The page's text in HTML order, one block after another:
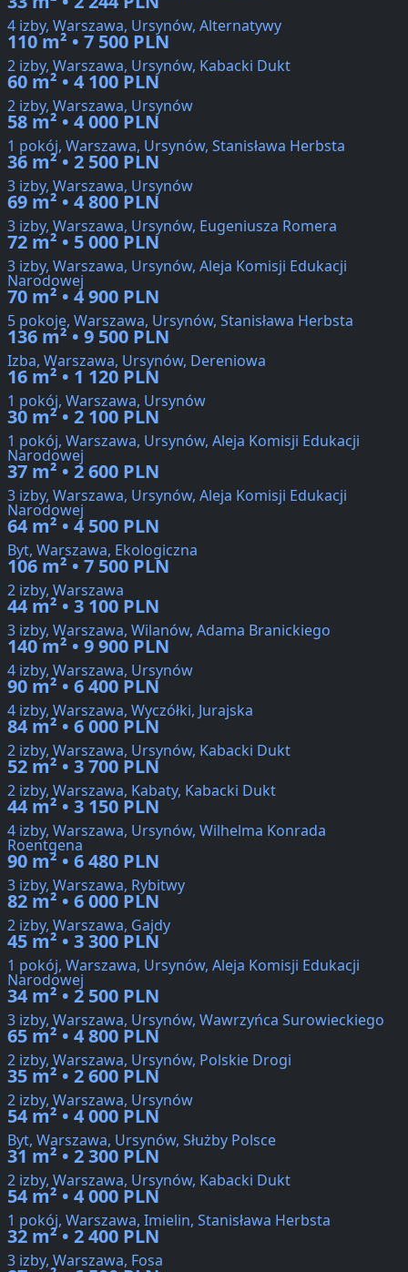
4 izby, Warszawa, Ursynów, Alternatywy
110 m² • 7 500 PLN
2 izby, Warszawa, Ursynów, Kabacki Dukt
60 m² • 4 100 PLN
2 izby, Warszawa, Ursynów
58 m² • 4 000 PLN
1 pokój, Warszawa, Ursynów, Stanisława Herbsta
36 m² • 2 500 PLN
3 izby, Warszawa, Ursynów
69 m² • 4 800 PLN
3 izby, Warszawa, Ursynów, Eugeniusza Romera
72 m² • 5 000 PLN
3 izby, Warszawa, Ursynów, Aleja Komisji Edukacji
Narodowej
70 m² • 4 900 PLN
5 pokoje, Warszawa, Ursynów, Stanisława Herbsta
136 m² • 9 500 PLN
Izba, Warszawa, Ursynów, Dereniowa
16 m² • 1 120 PLN
1 pokój, Warszawa, Ursynów
30 m² • 2 100 PLN
1 pokój, Warszawa, Ursynów, Aleja Komisji Edukacji
Narodowej
37 m² • 2 600 PLN
3 izby, Warszawa, Ursynów, Aleja Komisji Edukacji
Narodowej
64 m² • 4 500 PLN
Byt, Warszawa, Ekologiczna
106 m² • 7 500 PLN
2 izby, Warszawa
44 m² • 3 100 PLN
3 izby, Warszawa, Wilanów, Adama Branickiego
140 m² • 9 900 PLN
4 izby, Warszawa, Ursynów
90 m² • 6 400 PLN
4 izby, Warszawa, Wyczółki, Jurajska
84 m² • 6 000 PLN
2 izby, Warszawa, Ursynów, Kabacki Dukt
52 m² • 3 700 PLN
2 izby, Warszawa, Kabaty, Kabacki Dukt
44 m² • 3 150 PLN
4 izby, Warszawa, Ursynów, Wilhelma Konrada
Roentgena
90 m² • 6 480 PLN
3 izby, Warszawa, Rybitwy
82 m² • 6 000 PLN
2 izby, Warszawa, Gajdy
45 m² • 3 300 PLN
1 pokój, Warszawa, Ursynów, Aleja Komisji Edukacji
Narodowej
34 m² • 2 500 PLN
3 izby, Warszawa, Ursynów, Wawrzyńca Surowieckiego
65 m² • 4 800 PLN
2 izby, Warszawa, Ursynów, Polskie Drogi
35 m² • 2 600 PLN
2 izby, Warszawa, Ursynów
54 m² • 4 000 PLN
Byt, Warszawa, Ursynów, Służby Polsce
31 m² • 2 300 PLN
2 izby, Warszawa, Ursynów, Kabacki Dukt
54 m² • 4 000 PLN
1 pokój, Warszawa, Imielin, Stanisława Herbsta
32 m² • 2 400 PLN
3 izby, Warszawa, Fosa